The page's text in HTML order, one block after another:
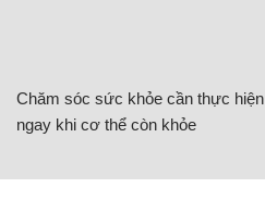
Chăm sóc sức khỏe cần thực hiện
ngay khi cơ thể còn khỏe